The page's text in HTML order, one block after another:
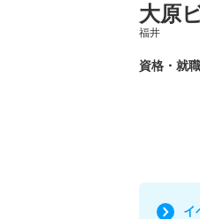
大原
福井
資格・就
イ